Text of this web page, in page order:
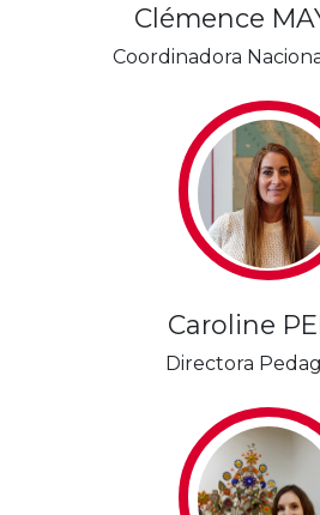
Clémence
Coordinadora
Caroline
Directora